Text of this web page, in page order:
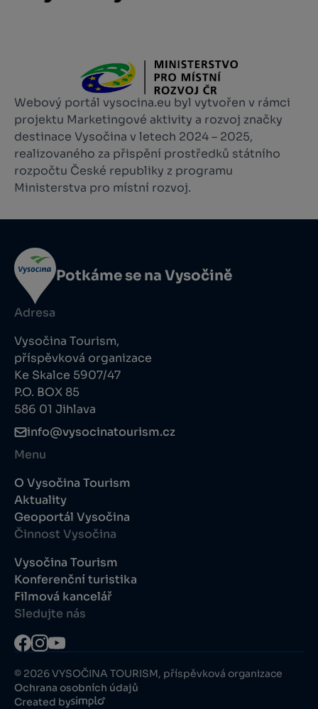
Webový portál vysocina.eu byl vytvořen v rámci
projektu Marketingové aktivity a rozvoj značky
destinace Vysočina v letech 2024 – 2025,
realizovaného za přispění prostředků státního
rozpočtu České republiky z programu
Ministerstva pro místní rozvoj.
Potkáme se na Vysočině
Adresa
Vysočina Tourism,
příspěvková organizace
Ke Skalce 5907/47
P.O. BOX 85
586 01 Jihlava
info@vysocinatourism.cz
Menu
O Vysočina Tourism
Aktuality
Geoportál Vysočina
Činnost Vysočina
Vysočina Tourism
Konferenční turistika
Filmová kancelář
Sledujte nás
© 2026 VYSOČINA TOURISM, příspěvková organizace
Ochrana osobních údajů
Created by